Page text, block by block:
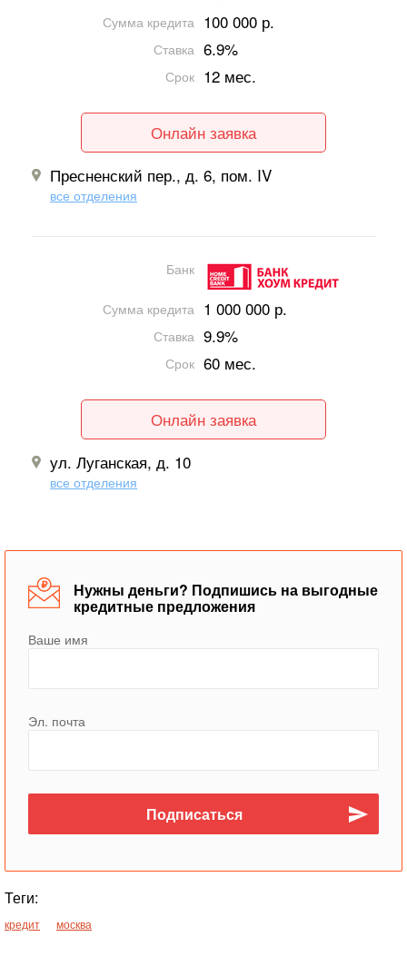
Сумма кредита 100 000 р.
Ставка 6.9%
Срок 12 мес.
Онлайн заявка
Пресненский пер., д. 6, пом. IV
все отделения
Банк
Сумма кредита 1 000 000 р.
Ставка 9.9%
Срок 60 мес.
Онлайн заявка
ул. Луганская, д. 10
все отделения
Нужны деньги? Подпишись на выгодные
кредитные предложения
Ваше имя
Эл. почта
Теги:
кредит москва